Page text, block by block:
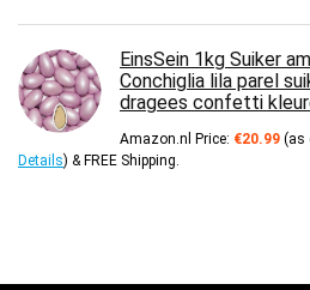
EinsSein 1kg Suiker
Conchiglia lila parel
dragees confetti
Amazon.nl Price: €20.99 (as
Details) & FREE Shipping